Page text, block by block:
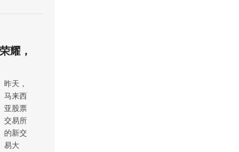
耀，
昨天，
马来西
亚股票
交易所
的新交
易大